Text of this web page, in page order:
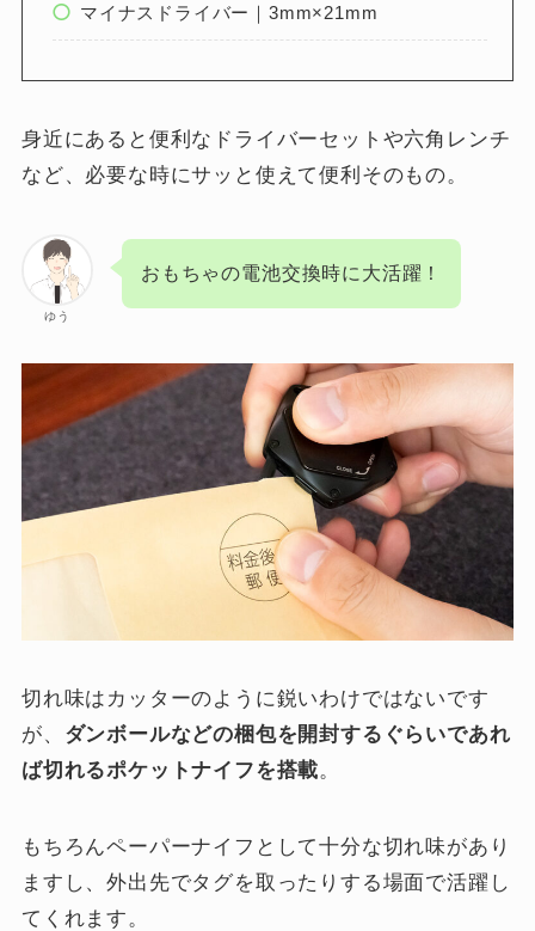
マイナスドライバー｜3mm×21mm
身近にあると便利なドライバーセットや六角レンチ
など、必要な時にサッと使えて便利そのもの。
ゆう
おもちゃの電池交換時に大活躍！
切れ味はカッターのように鋭いわけではないです
が、 ダンボールなどの梱包を開封するぐらいであれ
ば切れるポケットナイフを搭載。
もちろんペーパーナイフとして十分な切れ味があり
ますし、外出先でタグを取ったりする場面で活躍し
てくれます。